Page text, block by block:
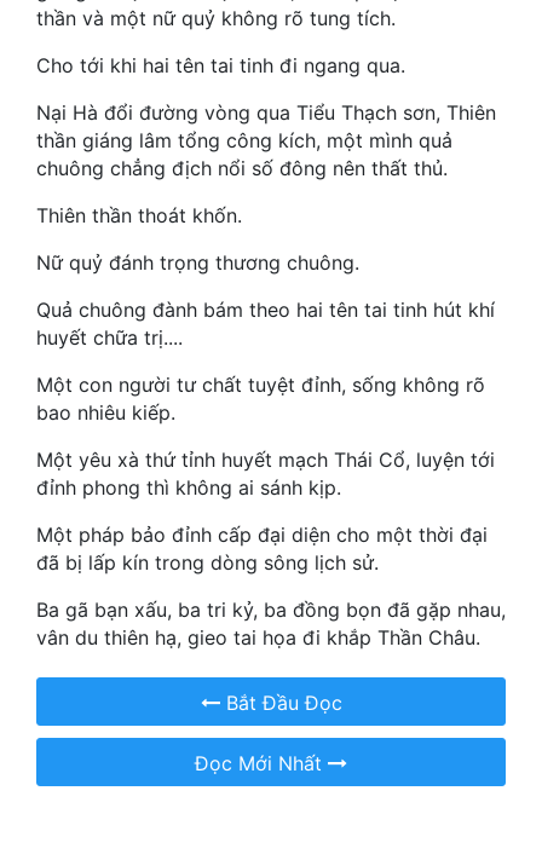
Ngược
Nữ Cường
Nữ Phụ
Phong Thủy - Tâm Linh
Phương Tây
Phản Phái
Quan Trường
Quân Sự
Sảng Văn
Sủng
Thanh Xuân
Tiểu Thuyết
Triều Đấu
Trùng Sinh
thần và một nữ quỷ không rõ tung tích.
Cho tới khi hai tên tai tinh đi ngang qua.
Nại Hà đổi đường vòng qua Tiểu Thạch sơn, Thiên
thần giáng lâm tổng công kích, một mình quả
chuông chẳng địch nổi số đông nên thất thủ.
Thiên thần thoát khốn.
Nữ quỷ đánh trọng thương chuông.
Quả chuông đành bám theo hai tên tai tinh hút khí
huyết chữa trị....
Một con người tư chất tuyệt đỉnh, sống không rõ
bao nhiêu kiếp.
Một yêu xà thứ tỉnh huyết mạch Thái Cổ, luyện tới
đỉnh phong thì không ai sánh kịp.
Một pháp bảo đỉnh cấp đại diện cho một thời đại
đã bị lấp kín trong dòng sông lịch sử.
Ba gã bạn xấu, ba tri kỷ, ba đồng bọn đã gặp nhau,
vân du thiên hạ, gieo tai họa đi khắp Thần Châu.
Bắt Đầu Đọc
Đọc Mới Nhất